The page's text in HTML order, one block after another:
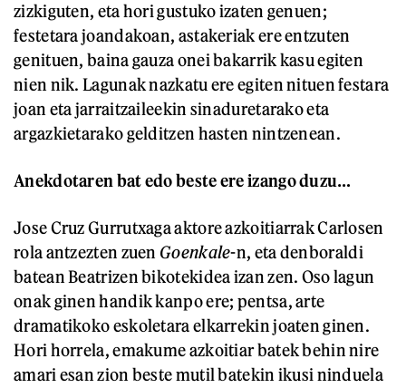
zizkiguten, eta hori gustuko izaten genuen;
festetara joandakoan, astakeriak ere entzuten
genituen, baina gauza onei bakarrik kasu egiten
nien nik. Lagunak nazkatu ere egiten nituen festara
joan eta jarraitzaileekin sinaduretarako eta
argazkietarako gelditzen hasten nintzenean.
Anekdotaren bat edo beste ere izango duzu…
Jose Cruz Gurrutxaga aktore azkoitiarrak Carlosen
rola antzezten zuen Goenkale-n, eta denboraldi
batean Beatrizen bikotekidea izan zen. Oso lagun
onak ginen handik kanpo ere; pentsa, arte
dramatikoko eskoletara elkarrekin joaten ginen.
Hori horrela, emakume azkoitiar batek behin nire
amari esan zion beste mutil batekin ikusi ninduela